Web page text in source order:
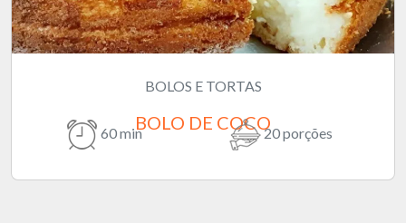
BOLOS E TORTAS
BOLO DE COCO
60 min 20 porções